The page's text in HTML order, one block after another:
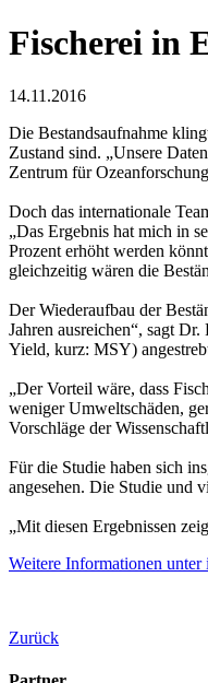
Fischerei in
14.11.2016
Die Bestandsaufnahme
Zustand sind. „Unsere
Zentrum für
Doch das internationale
„Das Ergebnis hat mich in
Prozent erhöht werden
gleichzeitig wären die
Der Wiederaufbau der
Jahren ausreichen“, sagt
Yield, kurz: MSY)
„Der Vorteil wäre, dass
weniger Umweltschäden,
Vorschläge der
Für die Studie haben sich
angesehen. Die Studie und
„Mit diesen Ergebnissen
Weitere Informationen
Zurück